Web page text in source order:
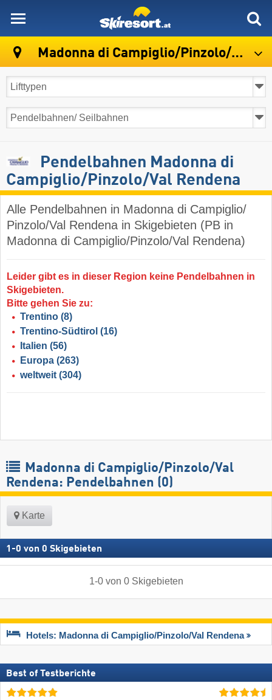
Madonna di Campiglio/Pinzolo/Val Rendena
Pendelbahnen Madonna di
Campiglio/​Pinzolo/​Val Rendena
Alle Pendelbahnen in Madonna di Campiglio/​
Pinzolo/​Val Rendena in Skigebieten (PB in
Madonna di Campiglio/​Pinzolo/​Val Rendena)
Leider gibt es in dieser Region keine Pendelbahnen in
Skigebieten.
Bitte gehen Sie zu:
Trentino (8)
Trentino-Südtirol (16)
Italien (56)
Europa (263)
weltweit (304)
Madonna di Campiglio/​Pinzolo/​Val
Rendena: Pendelbahnen (0)
Karte
1 -0 von 0 Skigebieten
1-0von 0 Skigebieten
Hotels: Madonna di Campiglio/​Pinzolo/​Val Rendena
Best of Testberichte